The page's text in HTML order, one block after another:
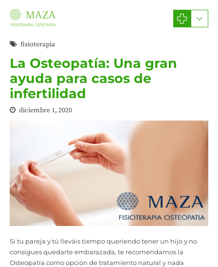
fisioterapia
La Osteopatía: Una gran
ayuda para casos de
infertilidad
diciembre 1, 2020
Si tu pareja y tú lleváis tiempo queriendo tener un hijo y no
consigues quedarte embarazada, te recomendamos la
Osteopatía como opción de tratamiento natural y nada